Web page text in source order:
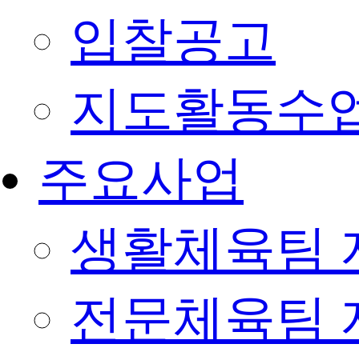
입찰공고
지도활동수
주요사업
생활체육팀
전문체육팀